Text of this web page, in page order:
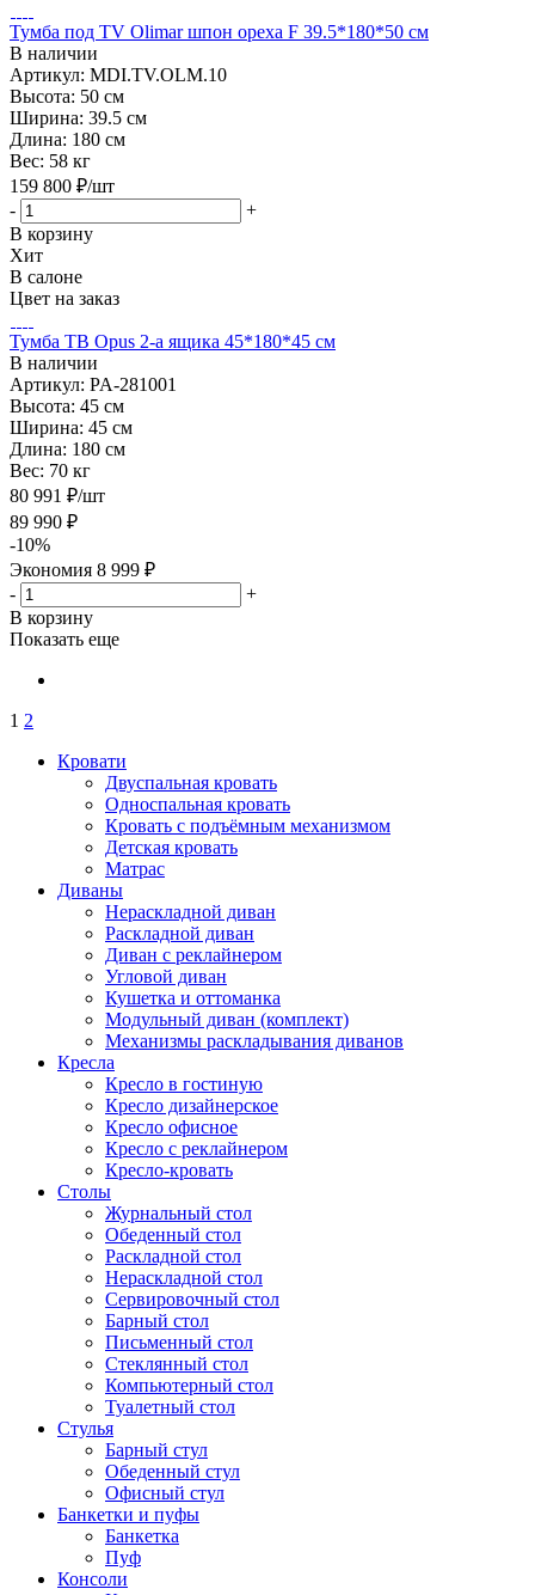
Тумба под TV Olimar шпон ореха F 39.5*180*50 см
В наличии
Артикул: MDI.TV.OLM.10
Высота: 50 см
Ширина: 39.5 см
Длина: 180 см
Вес: 58 кг
159 800 ₽/шт
-
+
В корзину
Хит
В салоне
Цвет на заказ
Тумба ТВ Opus 2-а ящика 45*180*45 см
В наличии
Артикул: PA-281001
Высота: 45 см
Ширина: 45 см
Длина: 180 см
Вес: 70 кг
80 991 ₽/шт
89 990 ₽
-10%
Экономия 8 999 ₽
-
+
В корзину
Показать еще
1 2
Кровати
Двуспальная кровать
Односпальная кровать
Кровать с подъёмным механизмом
Детская кровать
Матрас
Диваны
Нераскладной диван
Раскладной диван
Диван с реклайнером
Угловой диван
Кушетка и оттоманка
Модульный диван (комплект)
Механизмы раскладывания диванов
Кресла
Кресло в гостиную
Кресло дизайнерское
Кресло офисное
Кресло с реклайнером
Кресло-кровать
Столы
Журнальный стол
Обеденный стол
Раскладной стол
Нераскладной стол
Сервировочный стол
Барный стол
Письменный стол
Стеклянный стол
Компьютерный стол
Туалетный стол
Стулья
Барный стул
Обеденный стул
Офисный стул
Банкетки и пуфы
Банкетка
Пуф
Консоли